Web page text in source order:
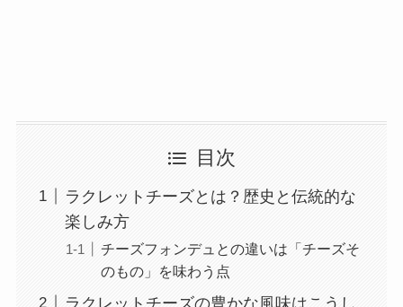
目次
ラクレットチーズとは？歴史と伝統的な
楽しみ方
チーズフォンデュとの違いは「チーズそ
のもの」を味わう点
ラクレットチーズの豊かな風味はこうし